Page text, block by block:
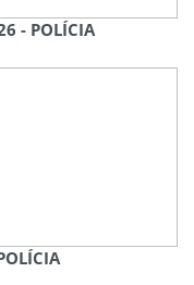
- POLÍCIA